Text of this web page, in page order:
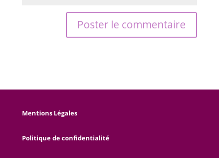
Mentions Légales
Politique de confidentialité